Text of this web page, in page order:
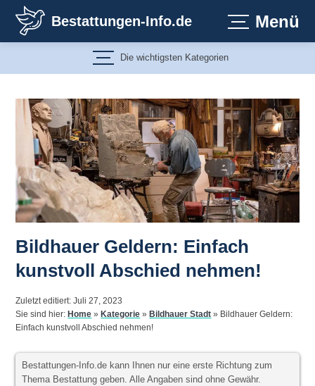
Inhalt
springen
Bestattungen-Info.de Menü
Die wichtigsten Kategorien
Bildhauer Geldern: Einfach
kunstvoll Abschied nehmen!
Zuletzt editiert: Juli 27, 2023
Sie sind hier:Home »Kategorie »Bildhauer Stadt » Bildhauer Geldern:
Einfach kunstvoll Abschied nehmen!
Bestattungen-Info.de kann Ihnen nur eine erste Richtung zum
Thema Bestattung geben. Alle Angaben sind ohne Gewähr.